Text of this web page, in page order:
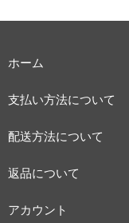
ホーム
支払い方法について
配送方法について
返品について
アカウント